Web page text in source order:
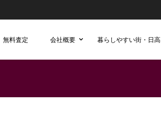
無料査定 会社概要 暮らしやすい街・日高